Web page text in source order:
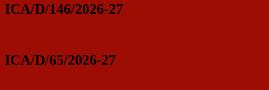
ICA/D/146/2026-27
ICA/D/65/2026-27